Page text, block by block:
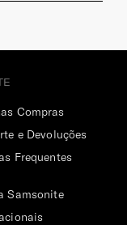
Compras
e Devoluções
Frequentes
Samsonite